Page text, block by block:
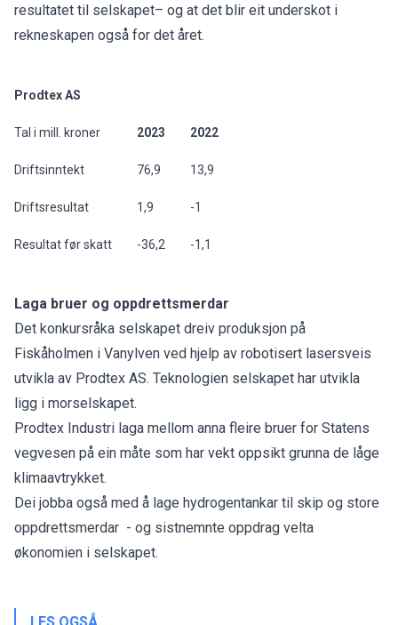
resultatet til selskapet– og at det blir eit underskot i
rekneskapen også for det året.
Prodtex AS
Tal i mill. kroner 2023 2022
Driftsinntekt 76,9 13,9
Driftsresultat 1,9 -1
Resultat før skatt -36,2 -1,1
Laga bruer og oppdrettsmerdar
Det konkursråka selskapet dreiv produksjon på
Fiskåholmen i Vanylven ved hjelp av robotisert lasersveis
utvikla av Prodtex AS. Teknologien selskapet har utvikla
ligg i morselskapet.
Prodtex Industri laga mellom anna fleire bruer for Statens
vegvesen på ein måte som har vekt oppsikt grunna de låge
klimaavtrykket.
Dei jobba også med å lage hydrogentankar til skip og store
oppdrettsmerdar - og sistnemnte oppdrag velta
økonomien i selskapet.